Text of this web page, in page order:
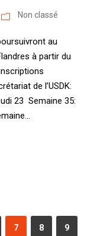
Non classé
au
à partir du
de l’USDK:
23 Semaine 35:
7 8 9